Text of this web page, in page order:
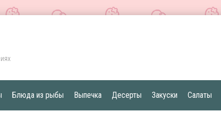
Блюда из рыбы Выпечка Десерты Закуски Салаты